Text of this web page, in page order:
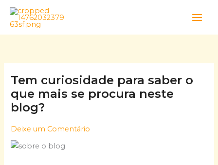
Skip
content
Tem curiosidade para saber o
que mais se procura neste
blog?
Deixe um Comentário